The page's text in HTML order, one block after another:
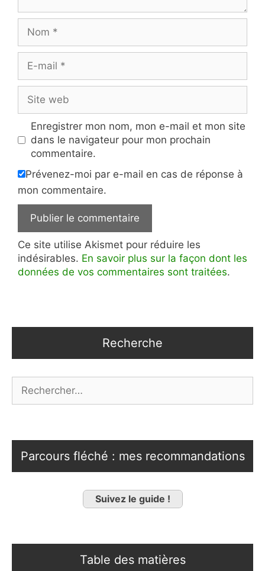
mail
web
Enregistrer mon nom, mon e-mail et mon site
dans le navigateur pour mon prochain
commentaire.
Prévenez-moi par e-mail en cas de réponse à
mon commentaire.
Ce site utilise Akismet pour réduire les
indésirables. En savoir plus sur la façon dont les
données de vos commentaires sont traitées.
Recherche
Parcours fléché : mes recommandations
Suivez le guide !
Table des matières